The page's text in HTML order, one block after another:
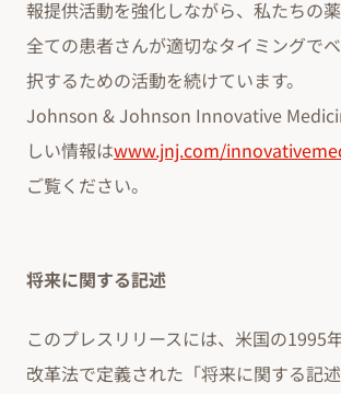
報提供活動を強化しながら、私たちの
全ての患者さんが適切なタイミングで
択するための活動を続けています。
Johnson & Johnson Innovative
しい情報はwww.jnj.com/
ご覧ください。
将来に関する記述
このプレスリリースには、米国の1995
改革法で定義された「将来に関する記